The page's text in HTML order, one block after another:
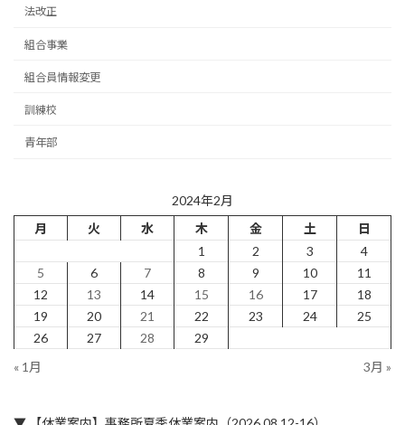
法改正
組合事業
組合員情報変更
訓練校
青年部
2024年2月
月
火 水 木 金 土
日
1
2 3
4
5
6 7 8 9 10
11
12
13 14 15 16 17
18
19
20 21 22 23 24
25
26
27 28
29
« 1月
3月 »